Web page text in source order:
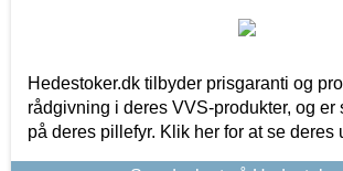
Hedestoker.dk tilbyder prisgaranti og
rådgivning i deres VVS-produkter, og
på deres pillefyr. Klik her for at se deres